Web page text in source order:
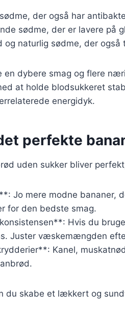
der også har
sødme, der er lavere på
og naturlig sødme, der også
en dybere smag og flere
at holde blodsukkeret
energidyk.
perfekte
uden sukker bliver
Jo mere modne bananer,
for den bedste smag.
Hvis du
Juster væskemængden
Kanel,
du skabe et lækkert og